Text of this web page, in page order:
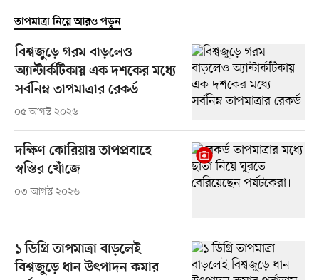
তাপমাত্রা নিয়ে আরও পড়ুন
বিশ্বজুড়ে গরম বাড়লেও
অ্যান্টার্কটিকায় এক দশকের মধ্যে
সর্বনিম্ন তাপমাত্রার রেকর্ড
০৫ আগস্ট ২০২৬
দক্ষিণ কোরিয়ায় তাপপ্রবাহে
স্বস্তির খোঁজে
০৩ আগস্ট ২০২৬
১ ডিগ্রি তাপমাত্রা বাড়লেই
বিশ্বজুড়ে ধান উৎপাদন কমার